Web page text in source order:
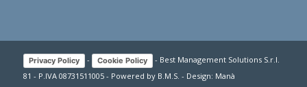
Privacy Policy - Cookie Policy
- Best Management Solutions S.r.l.
81 - P.IVA 08731511005 - Powered by B.M.S. - Design: Manà